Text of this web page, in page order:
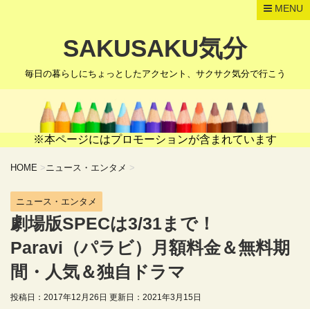
MENU
SAKUSAKU気分
毎日の暮らしにちょっとしたアクセント、サクサク気分で行こう
※本ページにはプロモーションが含まれています
HOME >ニュース・エンタメ >
ニュース・エンタメ
劇場版SPECは3/31まで！
Paravi（パラビ）月額料金＆無料期
間・人気＆独自ドラマ
投稿日：2017年12月26日 更新日： 2021年3月15日